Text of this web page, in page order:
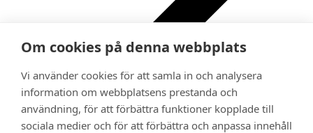
Ge bort ett medlemskap i Adoptionscentrum som
gåva
Kalender
Om cookies på denna webbplats
Vi använder cookies för att samla in och analysera
information om webbplatsens prestanda och
användning, för att förbättra funktioner kopplade till
sociala medier och för att förbättra och anpassa innehåll